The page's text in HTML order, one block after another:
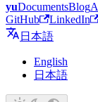
yuDocumentsBlog
GitHub
LinkedIn
日本語
English
日本語